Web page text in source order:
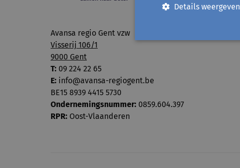
Avansa regio Gent vzw
Visserij 106/1
9000 Gent
T: 09 224 22 65
E: info@avansa-regiogent.be
BE15 8939 4415 5730
Ondernemingsnummer: 0859.604.397
RPR: Oost-Vlaanderen
Details weergeven